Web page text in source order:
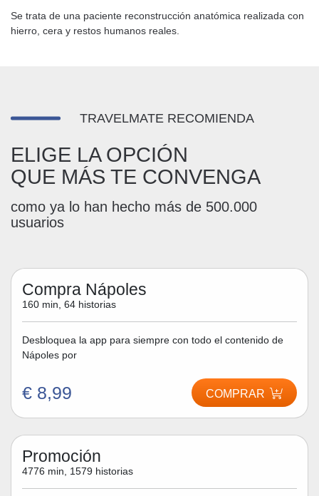
Se trata de una paciente reconstrucción anatómica realizada con
hierro, cera y restos humanos reales.
TRAVELMATE RECOMIENDA
ELIGE LA OPCIÓN
QUE MÁS TE CONVENGA
como ya lo han hecho más de 500.000
usuarios
Compra Nápoles
160 min, 64 historias
Desbloquea la app para siempre con todo el contenido de
Nápoles por
€ 8,99 COMPRAR
Promoción
4776 min, 1579 historias